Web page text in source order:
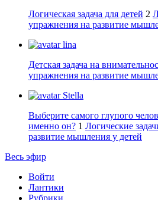
Логическая задача для детей 2
упражнения на развитие
lina
Детская задача на
упражнения на развитие
Stella
Выберите самого глупого
именно он? 1 Логические
развитие мышления у детей
Весь эфир
Войти
Лантики